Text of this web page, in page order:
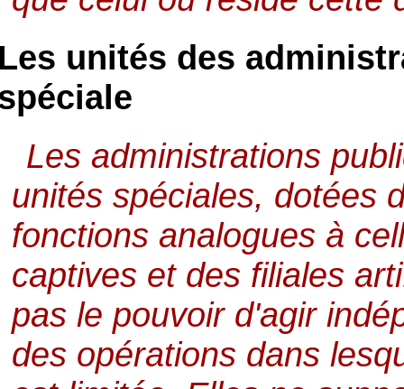
unités des
Les administrations
unités spéciales, dotées
fonctions analogues à
captives et des filiales
pas le pouvoir d'agir
des opérations dans